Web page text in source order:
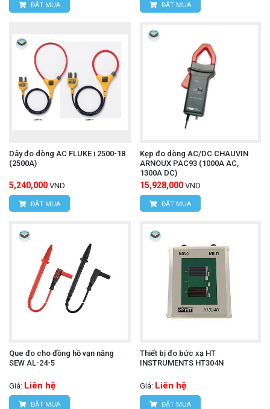
ĐẶT MUA ĐẶT MUA
Dây đo dòng AC FLUKE i 2500-18
(2500A)
5,240,000 VND
ĐẶT MUA
Kẹp đo dòng AC/DC CHAUVIN
ARNOUX PAC93 (1000A AC,
1300A DC)
15,928,000 VND
ĐẶT MUA
Que đo cho đồng hồ vạn năng
SEW AL-24-5
Giá: Liên hệ
ĐẶT MUA
Thiết bị đo bức xạ HT
INSTRUMENTS HT304N
Giá: Liên hệ
ĐẶT MUA